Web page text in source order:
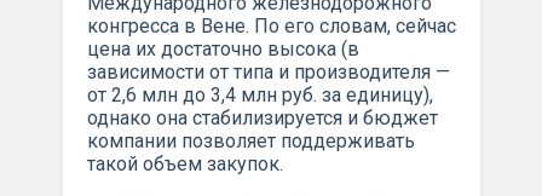
конгресса в Вене. По его словам, сейчас
цена их достаточно высока (в
зависимости от типа и производителя —
от 2,6 млн до 3,4 млн руб. за единицу),
однако она стабилизируется и бюджет
компании позволяет поддерживать
такой объем закупок.